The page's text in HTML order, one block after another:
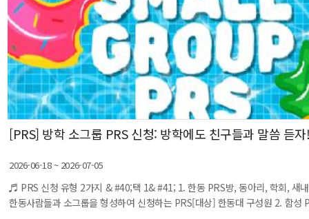
[PRS] 방학 소그룹 PRS 신청: 방학에도 친구들과 말씀 듣
2026-06-18 ~ 2026-07-05
♬ PRS 신청 유형 2가지 & #40;택 1& #41; 1. 한동 PRS방, 동아리, 학회, 새
한동사람들과 소그룹을 형성하여 신청하는 PRS[대상] 한동대 구성원 2. 함성